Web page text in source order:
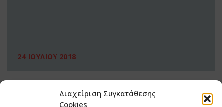
Διαχείριση Συγκατάθεσης
Cookies
24 ΙΟΥΛΙΟΥ 2018